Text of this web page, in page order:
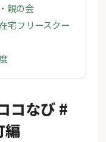
親の会
宅フリースクー
コなび #
編